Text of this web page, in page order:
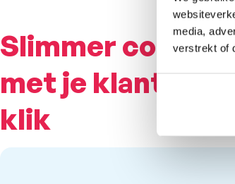
media,
verstrekt of
Slimmer contact
met je klant in
klik